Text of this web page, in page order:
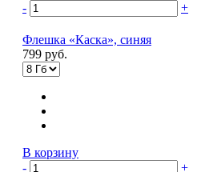
-
+
Флешка «Каска», синяя
799 руб.
В корзину
-
+